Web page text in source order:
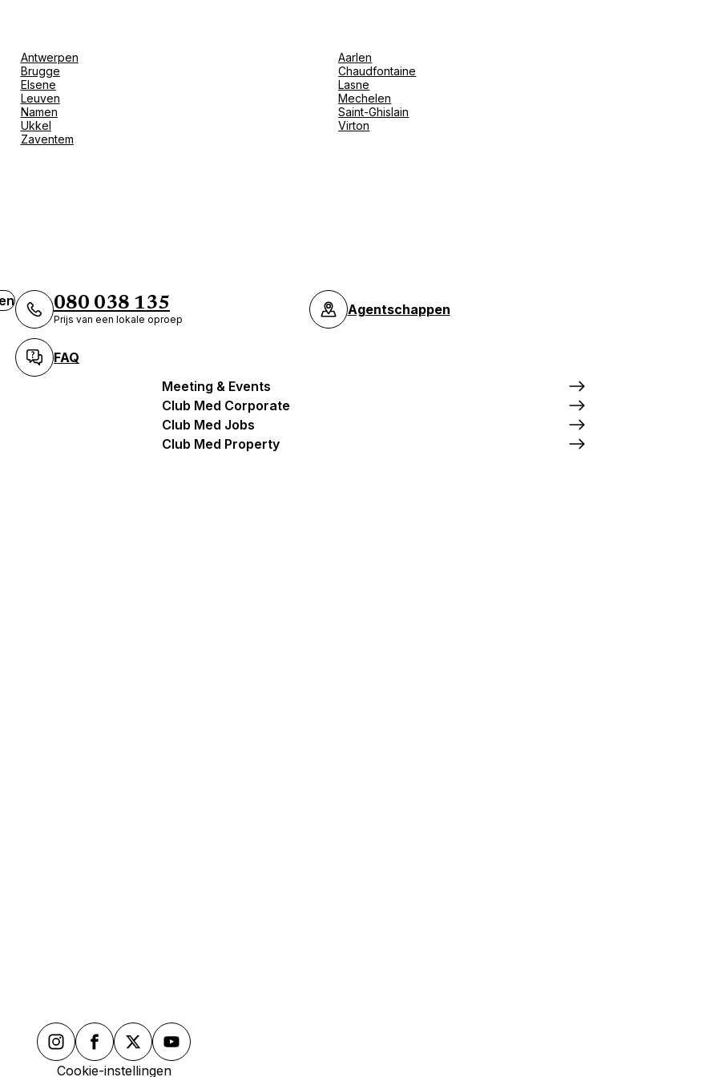
Antwerpen
Aarlen
Brugge
Chaudfontaine
Elsene
Lasne
Leuven
Mechelen
Namen
Saint-Ghislain
Ukkel
Virton
Zaventem
080 038 135
Prijs van een lokale oproep
Agentschappen
FAQ
Meeting & Events
Club Med Corporate
Club Med Jobs
Club Med Property
Cookie-instellingen